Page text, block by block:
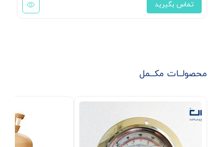
تماس بگیرید
محصولــات مکــمل